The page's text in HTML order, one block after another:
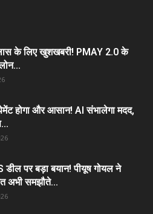
के लिए खुशखबरी! PMAY 2.0 के
होगा और आसान! AI संभालेगा मदद,
डील पर बड़ा बयान! पीयूष गोयल ने
अभी समझौते...